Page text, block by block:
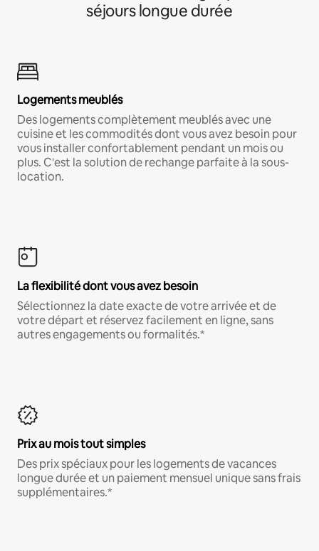
séjours longue durée
Logements meublés
Des logements complètement meublés avec une
cuisine et les commodités dont vous avez besoin pour
vous installer confortablement pendant un mois ou
plus. C'est la solution de rechange parfaite à la sous-
location.
La flexibilité dont vous avez besoin
Sélectionnez la date exacte de votre arrivée et de
votre départ et réservez facilement en ligne, sans
autres engagements ou formalités.*
Prix au mois tout simples
Des prix spéciaux pour les logements de vacances
longue durée et un paiement mensuel unique sans frais
supplémentaires.*